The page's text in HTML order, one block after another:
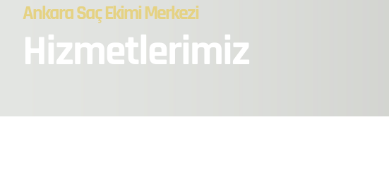
Ankara Saç Ekimi Merkezi
Hizmetlerimiz